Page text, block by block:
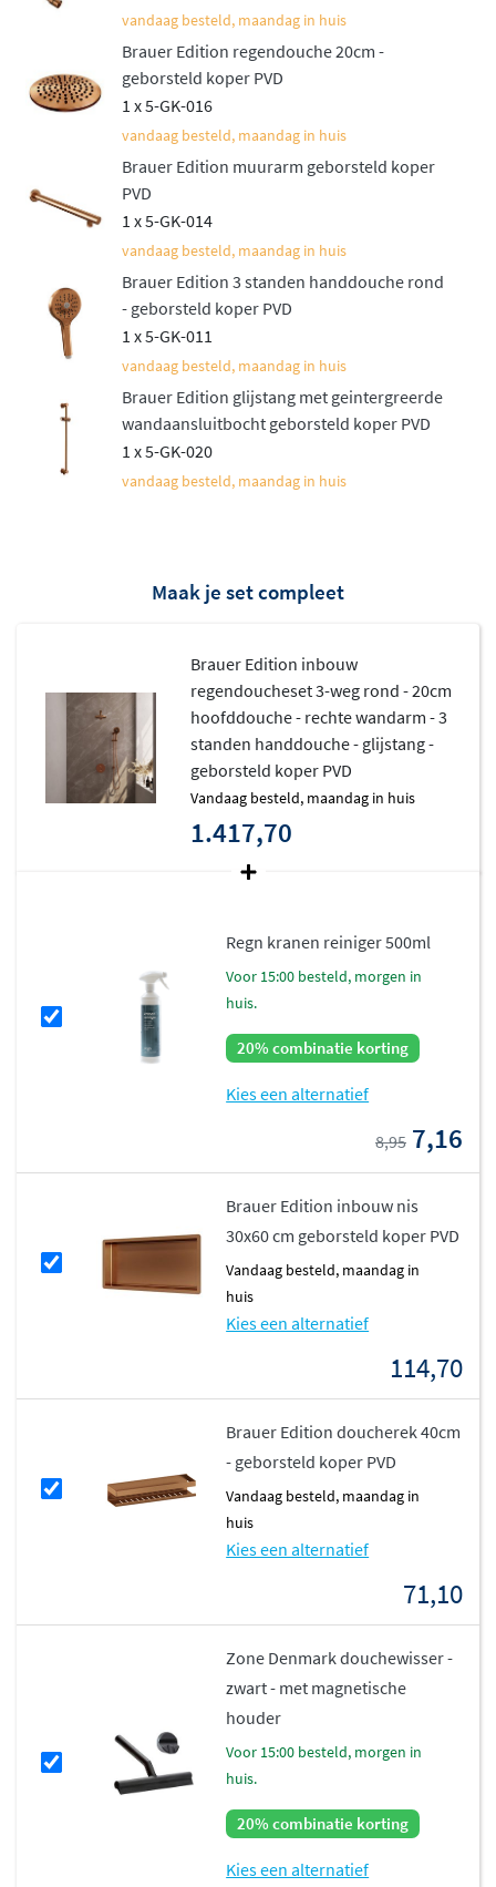
doucheslang.
Uitgebreide kleurcollectie
De Edition collectie kenmerkt zich door uitgebreide
keuzemogelijkheden in kleur en afwerking. Naast het
glanzende chroomzijn er moderne matte PVD-
afwerkingen verkrijgbaar in geborsteld goud,
geborsteld koper, geborsteld gunmetal, geborsteld RVS
en mat zwart. Deze hoogwaardige PVD-coating is
bijzonder duurzaam, krasbestendig en behoudt
jarenlang zijn mooie uitstraling.
Betrouwbare
thermostaattechnologie
Het hart van deze doucheset is de ingebouwde
thermostaatkraan met veilige temperatuurregeling
waardoor alleen de elegante bedieningsknoppen
binnenwerk staat garant voor jarenlang zorgeloos
doucheplezier.
vandaag besteld, maandag in huis
Brauer Edition regendouche 20cm -
geborsteld koper PVD
1 x 5-GK-016
vandaag besteld, maandag in huis
Brauer Edition muurarm geborsteld koper
PVD
1 x 5-GK-014
vandaag besteld, maandag in huis
Brauer Edition 3 standen handdouche rond
- geborsteld koper PVD
1 x 5-GK-011
vandaag besteld, maandag in huis
Brauer Edition glijstang met geintergreerde
wandaansluitbocht geborsteld koper PVD
1 x 5-GK-020
vandaag besteld, maandag in huis
Maak je set compleet
Brauer Edition inbouw
regendoucheset 3-weg rond - 20cm
hoofddouche - rechte wandarm - 3
standen handdouche - glijstang -
geborsteld koper PVD
vandaag besteld, maandag in huis
1.417,70
Regn kranen reiniger 500ml
voor 15:00 besteld, morgen in
huis.
20% combinatie korting
Kies een alternatief
8,95 7,16
Brauer Edition inbouw nis
30x60 cm geborsteld koper PVD
vandaag besteld, maandag in
huis
Kies een alternatief
114,70
Brauer Edition doucherek 40cm
- geborsteld koper PVD
vandaag besteld, maandag in
huis
Kies een alternatief
71,10
Zone Denmark douchewisser -
zwart - met magnetische
houder
voor 15:00 besteld, morgen in
huis.
20% combinatie korting
Kies een alternatief